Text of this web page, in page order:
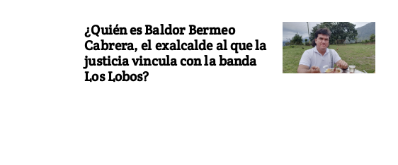
¿Quién es Baldor Bermeo
Cabrera, el exalcalde al que la
justicia vincula con la banda
Los Lobos?